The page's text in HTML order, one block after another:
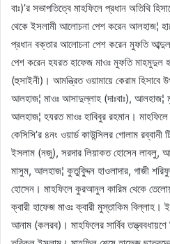
বাঃ)’র সভাপতিত্বে মাহফিলে প্রধান অতিথি
থেকে ইসলামী আলোচনা পেশ করেন আলহাজ¦
প্রধান বক্তার আলোচনা পেশ করেন মুফতি
পেশ করেন হযরত হাফেজ মাওঃ মুফতি মাহমুদুল
(হুসাইনী)। আমন্ত্রিত ওয়ামায়ে কেরাম
আলহাজ¦ মাওঃ আসাদুল্লাহ (দাঃবাঃ), আলহাজ¦
আলহাজ¦ হযরত মাওঃ হাবিবুর রহমান।
কেসিসি’র ৪নং ওয়ার্ড কাউন্সিলর গোলাম
ইসলাম (নজু), সরদার লিয়াকত হোসেন লাবলু,
মাসুম, আলহাজ¦ কুতুবু্িদ্দন হাওলাদার, গাজী
হোসেন। মাহফিলে কুরআনুল কারিম থেকে
ক্বারী হাফেজ মাওঃ ক্বারী মুস্তাকিম বিল্লাহ।
আনাম (কলরব)। মাহফিলের সার্বিব